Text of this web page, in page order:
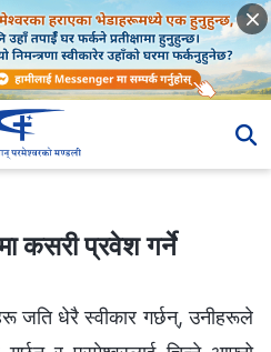
कसरी प्रवेश गर्ने
जति धेरै स्वीकार गर्छन्, उनीहरूले